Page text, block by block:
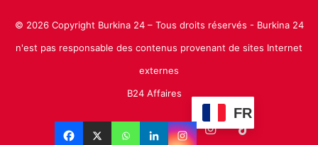
© 2026 Copyright Burkina 24 – Tous droits réservés - Burkina 24
n'est pas responsable des contenus provenant de sites Internet
externes
B24 Affaires
FR
Facebook LinkedinYouTubeInstagram
TikTok